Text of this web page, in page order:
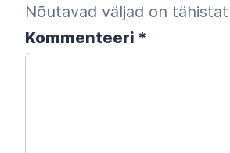
Nõutavad väljad on
Kommenteeri *